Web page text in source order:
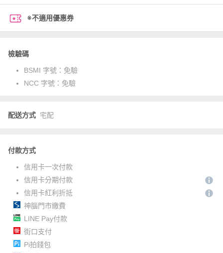
※不適用優惠券
檢驗碼
BSMI 字號： 免驗
NCC 字號： 免驗
配送方式 宅配
付款方式
信用卡一次付款
信用卡分期付款
信用卡紅利折抵
神腦門市繳費
LINE Pay付款
街口支付
Pi拍錢包